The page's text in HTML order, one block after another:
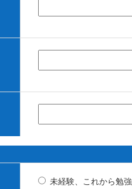
未経験、これから勉強